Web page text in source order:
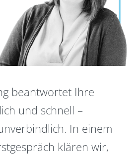
beantwortet Ihre
und schnell –
In einem
klären wir,